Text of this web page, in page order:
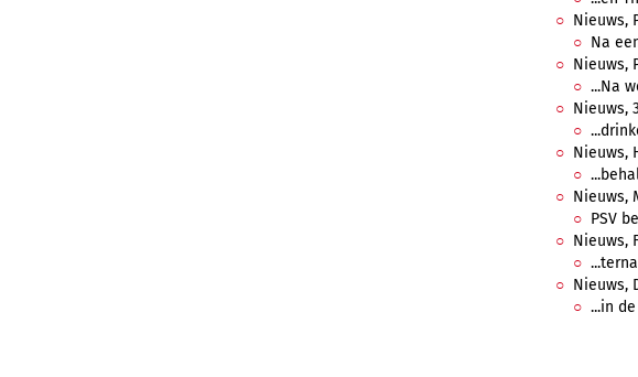
Nieuws,
Na
Nieuws,
...Na
Nieuws,
Nieuws,
Nieuws,
PSV
Nieuws,
Nieuws,
...in